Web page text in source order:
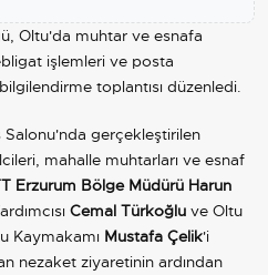
Oltu'da muhtar ve esnafa
işlemleri ve posta
toplantısı düzenledi.
Salonu'nda gerçekleştirilen
mahalle muhtarları ve esnaf
Erzurum Bölge Müdürü Harun
Cemal Türkoğlu ve Oltu
Kaymakamı Mustafa Çelik'i
nezaket ziyaretinin ardından